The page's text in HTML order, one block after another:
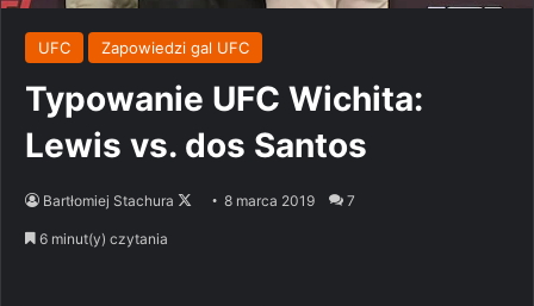
UFC Zapowiedzi gal UFC
Typowanie UFC Wichita:
Lewis vs. dos Santos
Bartłomiej Stachura
Follow8 marca 2019 7
6 minut(y) czytania